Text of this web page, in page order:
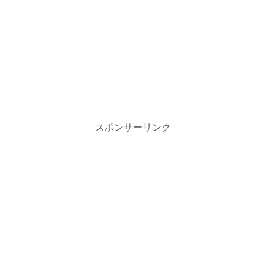
スポンサーリンク